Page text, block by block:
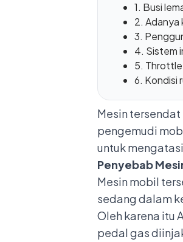
1. Busi
2. Adanya
3.
4. Sistem
5.
6. Kondisi
Mesin
pengemudi
untuk
Penyebab
Mesin mobil
sedang dalam
Oleh karena itu
pedal gas